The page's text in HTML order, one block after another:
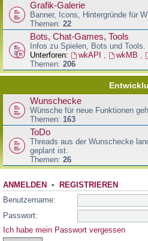
Grafik-Galerie
Banner, Icons, Hintergründe für
Themen: 22
Bots, Chat-Games, Tools
Infos zu Spielen, Bots und Tools.
Unterforen:
wkAPI , wkMB ,
Themen: 206
Wunschecke
Wünsche für neue Funktionen
Themen: 163
ToDo
Threads aus der Wunschecke
geplant ist.
Themen: 26
ANMELDEN • REGISTRIEREN
Benutzername:
Passwort:
Ich habe mein Passwort vergessen